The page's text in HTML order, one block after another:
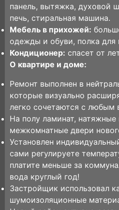
панель, вытяжка, духовой
печь, стиральная машина.
Мебель в прихожей:
одежды и обуви, полка для
Кондиционер: спасет от
О квартире и доме:
Ремонт выполнен в
которые визуально
легко сочетаются с
На полу ламинат, натяжные
межкомнатные двери
Установлен
сами регулируете
платите меньше за
вода круглый год!
Застройщик использовал
шумоизоляционные